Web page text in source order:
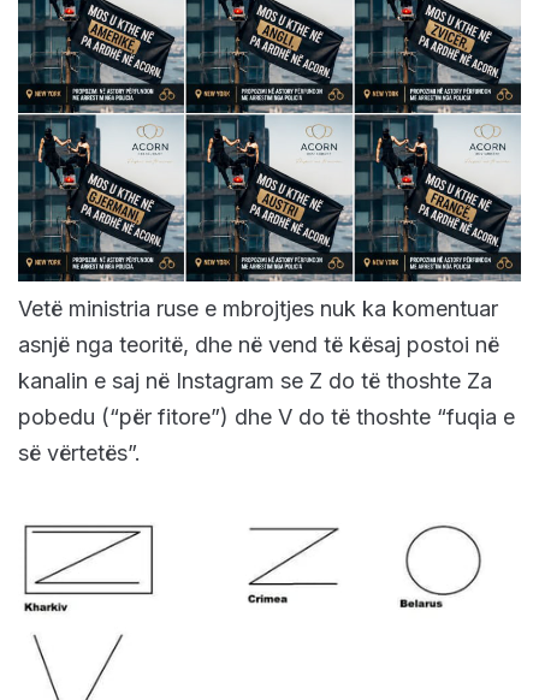
Vetë ministria ruse e mbrojtjes nuk ka komentuar
asnjë nga teoritë, dhe në vend të kësaj postoi në
kanalin e saj në Instagram se Z do të thoshte Za
pobedu (“për fitore”) dhe V do të thoshte “fuqia e
së vërtetës”.